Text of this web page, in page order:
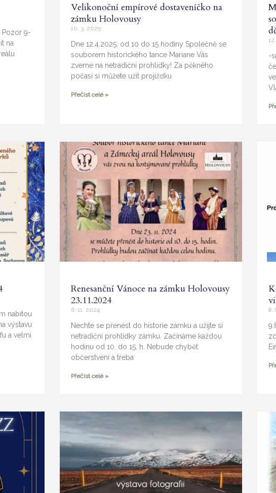
Pozor 9-
na
Velikonoční empírové dostaveníčko na
zámku Holovousy
10. 3. 2025
Dne 12.4.2025, od 10 do 15 hodiny Společně se
souborem historického tance Mariane Vás
zveme na netradiční prohlídky! Za pěkného
počasí si můžete užít projížďku
Přečíst celé »
-
nabitou
výstavu
a velmi
Renesanční Vánoce na zámku Holovousy
23.11.2024
6. 11. 2024
Nechte se přenést do historie zámku a užijte si
netradiční prohlídky zámku. Začínáme každou
hodinu od 10. do 15. h. Nebude chybět
občerstvení a třeba
Přečíst celé »
8.